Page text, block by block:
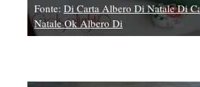
Fonte: Di Carta Albero Di Natale Di
Natale Ok Albero Di